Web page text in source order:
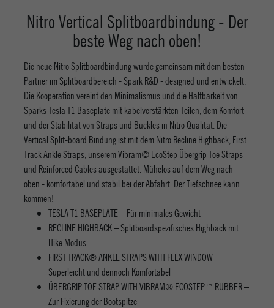
Nitro Vertical Splitboardbindung - Der
beste Weg nach oben!
Die neue Nitro Splitboardbindung wurde gemeinsam mit dem besten
Partner im Splitboardbereich - Spark R&D - designed und entwickelt.
Die Kooperation vereint den Minimalismus und die Haltbarkeit von
Sparks Tesla T1 Baseplate mit kabelverstärkten Teilen, dem Komfort
und der Stabilität von Straps und Buckles in Nitro Qualität. Die
Vertical Split-board Bindung ist mit dem Nitro Recline Highback, First
Track Ankle Straps, unserem Vibram© EcoStep Übergrip Toe Straps
und Reinforced Cables ausgestattet. Mühelos auf dem Weg nach
oben - komfortabel und stabil bei der Abfahrt. Der Tiefschnee kann
kommen!
TESLA T1 BASEPLATE – Für minimales Gewicht
RECLINE HIGHBACK – Splitboardspezifisches Highback mit
Hike Modus
FIRST TRACK® ANKLE STRAPS WITH FLEX WINDOW –
Superleicht und dennoch Komfortabel
ÜBERGRIP TOE STRAP WITH VIBRAM® ECOSTEP™ RUBBER –
Zur Fixierung der Bootspitze